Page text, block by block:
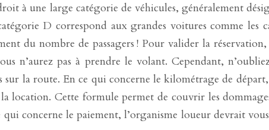
à une large catégorie de véhicules, généralement
D correspond aux grandes voitures comme les
du nombre de passagers ! Pour valider la
n’aurez pas à prendre le volant. Cependant,
la route. En ce qui concerne le kilométrage de
location. Cette formule permet de couvrir les
concerne le paiement, l’organisme loueur devrait